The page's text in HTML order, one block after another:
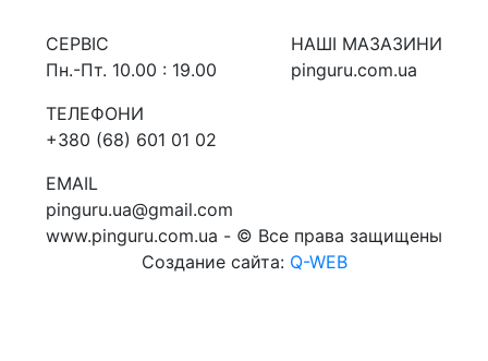
СЕРВIС
Пн.-Пт. 10.00 : 19.00
ТЕЛЕФОНИ
+380 (68) 601 01 02
EMAIL
pinguru.ua@gmail.com
НАШI МАЗАЗИНИ
pinguru.com.ua
www.pinguru.com.ua - © Все права защищены
Создание сайта: Q-WEB